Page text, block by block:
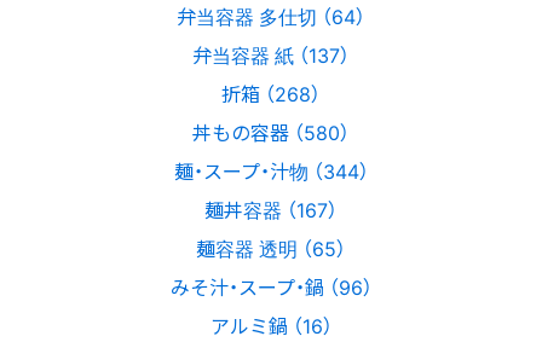
弁当容器 多仕切 （64）
弁当容器 紙 （137）
折箱 （268）
丼もの容器 （580）
麺・スープ・汁物 （344）
麺丼容器 （167）
麺容器 透明 （65）
みそ汁・スープ・鍋 （96）
アルミ鍋 （16）